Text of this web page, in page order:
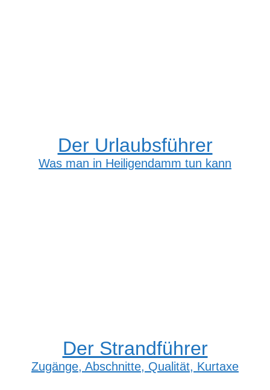
Der Urlaubsführer
Was man in Heiligendamm tun kann
Der Strandführer
Zugänge, Abschnitte, Qualität, Kurtaxe